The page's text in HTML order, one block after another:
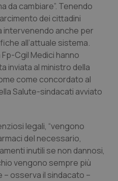
da cambiare”. Tenendo
dei cittadini
intervenendo anche per
all’attuale sistema.
Cgil Medici hanno
inviata al ministro della
come concordato al
Salute-sindacati avviato
legali, “vengono
del necessario,
inutili se non dannosi,
vengono sempre più
osserva il sindacato –